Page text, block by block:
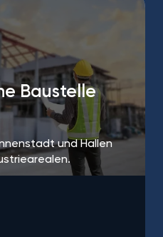
Baustelle
und Hallen